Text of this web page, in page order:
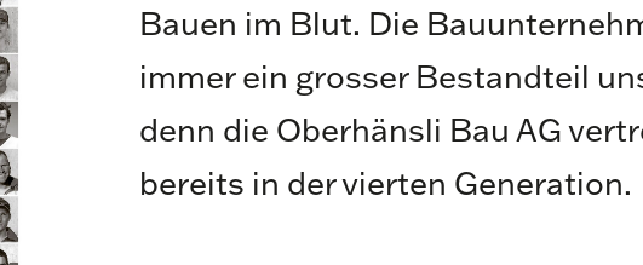
Bauen im Blut. Die
immer ein grosser Bestandteil
denn die Oberhänsli Bau AG
bereits in der vierten Generation.